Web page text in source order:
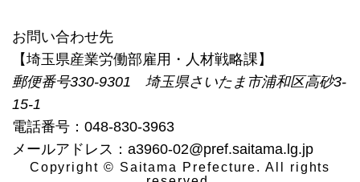
お問い合わせ先
【埼玉県産業労働部雇用・人材戦略課】
郵便番号330-9301 埼玉県さいたま市浦和区高砂3-
15-1
電話番号：048-830-3963
メールアドレス：a3960-02@pref.saitama.lg.jp
Copyright © Saitama Prefecture. All rights